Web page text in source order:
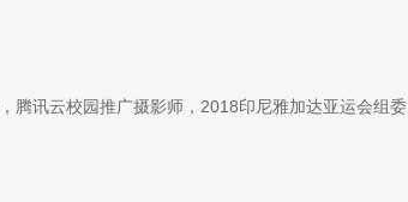
腾讯云校园推广摄影师，2018印尼雅加达亚运会组委